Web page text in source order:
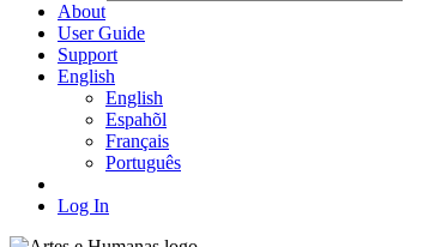
About
User Guide
Support
English
English
Espahõl
Français
Português
Log In